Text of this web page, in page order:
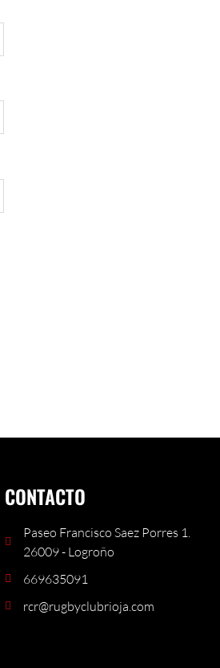
CONTACTO
Paseo Francisco Saez Porres 1.
26009 - Logroño
669635091
rcr@rugbyclubrioja.com